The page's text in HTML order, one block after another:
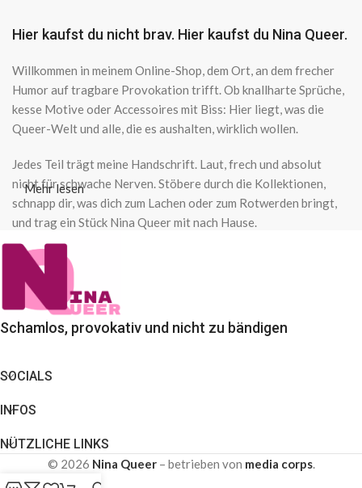
Hier kaufst du nicht brav. Hier kaufst du Nina Queer.
Willkommen in meinem Online-Shop, dem Ort, an dem frecher
Humor auf tragbare Provokation trifft. Ob knallharte Sprüche,
kesse Motive oder Accessoires mit Biss: Hier liegt, was die
Queer-Welt und alle, die es aushalten, wirklich wollen.
Jedes Teil trägt meine Handschrift. Laut, frech und absolut
nicht für schwache Nerven. Stöbere durch die Kollektionen,
schnapp dir, was dich zum Lachen oder zum Rotwerden bringt,
und trag ein Stück Nina Queer mit nach Hause.
Mehr lesen
Schamlos, provokativ und nicht zu bändigen
SOCIALS
INFOS
NÜTZLICHE LINKS
© 2026 Nina Queer– betrieben von media corps.